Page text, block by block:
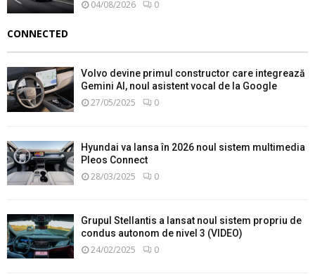
04/08/2026 0
CONNECTED
Volvo devine primul constructor care integrează
Gemini AI, noul asistent vocal de la Google
27/05/2025 0
Hyundai va lansa în 2026 noul sistem multimedia
Pleos Connect
28/03/2025 0
Grupul Stellantis a lansat noul sistem propriu de
condus autonom de nivel 3 (VIDEO)
24/02/2025 0